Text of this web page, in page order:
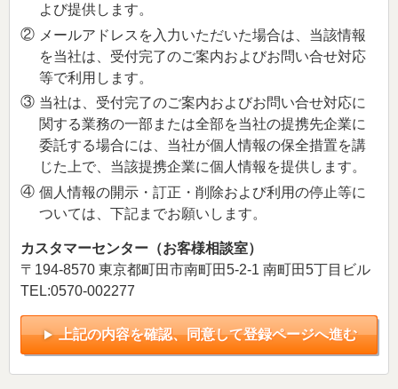
よび提供します。
② メールアドレスを入力いただいた場合は、当該情報
を当社は、受付完了のご案内およびお問い合せ対応
等で利用します。
③ 当社は、受付完了のご案内およびお問い合せ対応に
関する業務の一部または全部を当社の提携先企業に
委託する場合には、当社が個人情報の保全措置を講
じた上で、当該提携企業に個人情報を提供します。
④ 個人情報の開示・訂正・削除および利用の停止等に
ついては、下記までお願いします。
カスタマーセンター（お客様相談室）
〒194-8570 東京都町田市南町田5-2-1 南町田5丁目ビル
TEL:0570-002277
上記の内容を確認、同意して登録ページへ進む